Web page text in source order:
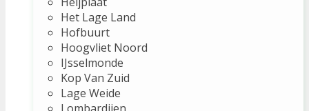
Het Lage Land
Hofbuurt
Hoogvliet Noord
IJsselmonde
Kop Van Zuid
Lage Weide